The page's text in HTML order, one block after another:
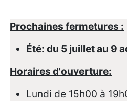
Prochaines fermetures :
Été: du 5 juillet au 9
Horaires d'ouverture:
Lundi de 15h00 à